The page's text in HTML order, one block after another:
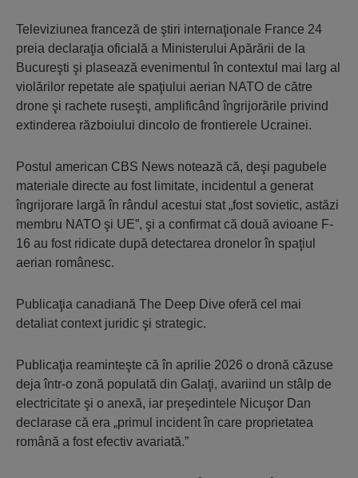
Televiziunea franceză de ştiri internaţionale France 24
preia declaraţia oficială a Ministerului Apărării de la
Bucureşti şi plasează evenimentul în contextul mai larg al
violărilor repetate ale spaţiului aerian NATO de către
drone şi rachete ruseşti, amplificând îngrijorările privind
extinderea războiului dincolo de frontierele Ucrainei.
Postul american CBS News notează că, deşi pagubele
materiale directe au fost limitate, incidentul a generat
îngrijorare largă în rândul acestui stat „fost sovietic, astăzi
membru NATO şi UE”, şi a confirmat că două avioane F-
16 au fost ridicate după detectarea dronelor în spaţiul
aerian românesc.
Publicaţia canadiană The Deep Dive oferă cel mai
detaliat context juridic şi strategic.
Publicaţia reaminteşte că în aprilie 2026 o dronă căzuse
deja într-o zonă populată din Galaţi, avariind un stâlp de
electricitate şi o anexă, iar preşedintele Nicuşor Dan
declarase că era „primul incident în care proprietatea
română a fost efectiv avariată.”